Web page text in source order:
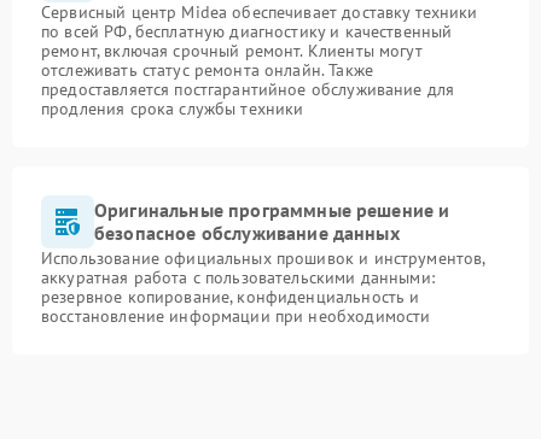
Сервисный центр Midea обеспечивает доставку техники
по всей РФ, бесплатную диагностику и качественный
ремонт, включая срочный ремонт. Клиенты могут
отслеживать статус ремонта онлайн. Также
предоставляется постгарантийное обслуживание для
продления срока службы техники
Оригинальные программные решение и
безопасное обслуживание данных
Использование официальных прошивок и инструментов,
аккуратная работа с пользовательскими данными:
резервное копирование, конфиденциальность и
восстановление информации при необходимости